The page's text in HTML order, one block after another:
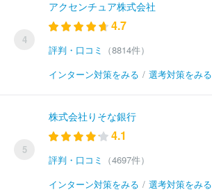
4
アクセンチュア株式会社
4.7
評判・口コミ
（8814件）
インターン対策をみる / 選考対策をみる
5
株式会社りそな銀行
4.1
評判・口コミ
（4697件）
インターン対策をみる / 選考対策をみる